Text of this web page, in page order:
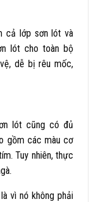
cả lớp sơn lót và
lót cho toàn bộ
dễ bị rêu mốc,
lót cũng có đủ
gồm các màu cơ
Tuy nhiên, thực
vì nó không phải